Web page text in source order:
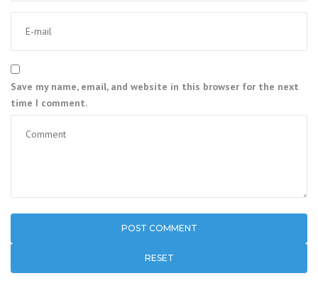
Save my name, email, and website in this browser for the next
time I comment.
RESET